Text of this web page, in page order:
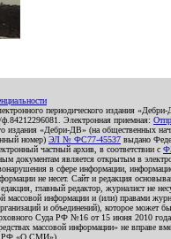
периодического издания
Электронная приемная:
издания «Дебри-ДВ» (на
номер) ЭЛ № ФС77-45537 выдано
частный архив, в соответствии с
документам является открытым в
в сфере информации,
не несет. Сайт и редакция
главный редактор, журналист не
массовой информации и (или) правами
и объединений), которое может
Суда РФ №16 от 15 июня 2010 года
массовой информации» не вправе
РФ «О СМИ»).